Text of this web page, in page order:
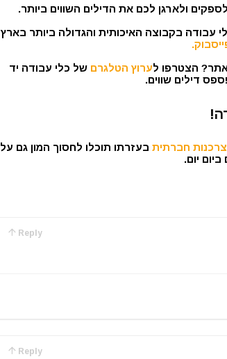
ולארגן לכם את הדילים השווים ביותר.
עבודה בקבוצה האיכותית והגדולה ביותר בארץ
הצטרפו לערוץ הטלגרם של כלי עבודה יד
דילים שווים.
חברתית בעזרתו תוכלו לחסוך המון גם על
יום.
Reply
Reply